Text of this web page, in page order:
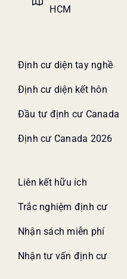
HCM
Định cư diện tay nghề
Định cư diện kết hôn
Đầu tư định cư Canada
Định cư Canada 2026
Liên kết hữu ích
Trắc nghiệm định cư
Nhận sách miễn phí
Nhận tư vấn định cư